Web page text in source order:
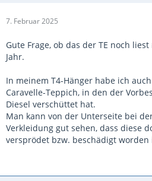
7. Februar 2025
Gute Frage, ob das der TE noch
Jahr.
In meinem T4-Hänger habe ich
Caravelle-Teppich, in den der
Diesel verschüttet hat.
Man kann von der Unterseite bei
Verkleidung gut sehen, dass diese
versprödet bzw. beschädigt worden